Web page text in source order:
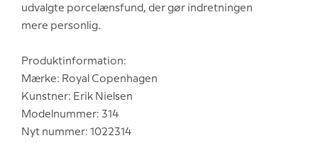
udvalgte porcelænsfund, der gør indretningen
mere personlig.
Produktinformation:
Mærke: Royal Copenhagen
Kunstner: Erik Nielsen
Modelnummer: 314
Nyt nummer: 1022314